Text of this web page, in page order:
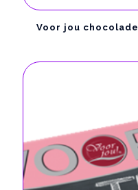
Voor jou chocolade